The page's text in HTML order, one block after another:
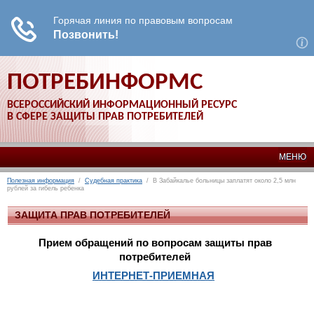
ПОТРЕБИНФОРМС
ВСЕРОССИЙСКИЙ ИНФОРМАЦИОННЫЙ РЕСУРС
В СФЕРЕ ЗАЩИТЫ ПРАВ ПОТРЕБИТЕЛЕЙ
МЕНЮ
Полезная информация / Судебная практика / В Забайкалье больницы заплатят около 2,5 млн
рублей за гибель ребенка
ЗАЩИТА ПРАВ ПОТРЕБИТЕЛЕЙ
Прием обращений по вопросам защиты прав
потребителей
ИНТЕРНЕТ-ПРИЕМНАЯ